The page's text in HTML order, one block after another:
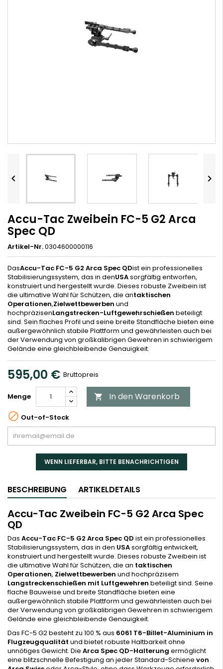
 
Accu-Tac Zweibein FC-5 G2 Arca
Spec QD
Artikel-Nr.0304600000116
DasAccu-Tac FC-5 G2 Arca Spec QDist ein professionelles
Stabilisierungssystem, das in denUSAsorgfältig entworfen,
konstruiert und hergestellt wurde. Dieses robuste Zweibein ist
die ultimative Wahl für Schützen, die antaktischen
Operationen,Zielwettbewerben und
hochpräzisenLangstrecken-Luftgewehrschießen beteiligt
sind. Sein flaches Profil und seine breite Standfläche bieten eine
außergewöhnlich stabile Plattform und gewährleisten auch bei
der Verwendung von großkalibrigen Gewehren in schwierigem
Gelände eine gleichbleibende Genauigkeit.
595,00 € Bruttopreis
Menge  In den Warenkorb
 Out-of-Stock
WENN LIEFERBAR, BITTE BENACHRICHTIGEN
BESCHREIBUNG ARTIKELDETAILS
Accu-Tac Zweibein FC-5 G2 Arca Spec
QD
Das Accu-Tac FC-5 G2 Arca Spec QD ist ein professionelles
Stabilisierungssystem, das in den USAsorgfältig entwickelt,
konstruiert und hergestellt wurde. Dieses robuste Zweibein ist
die ultimative Wahl für Schützen, die an taktischen
Operationen, Zielwettbewerben und hochpräzisem
Langstreckenschießen mit Luftgewehren beteiligt sind. Seine
flache Bauweise und breite Standfläche bieten eine
außergewöhnlich stabile Plattform und gewährleisten auch bei
der Verwendung von großkalibrigen Gewehren in schwierigem
Gelände eine gleichbleibende Genauigkeit.
Das FC-5 G2 besteht zu 100 % aus 6061 T6-Billet-Aluminium in
Flugzeugqualität und bietet robuste Haltbarkeit ohne
unnötiges Gewicht. Die Arca Spec QD-Halterung ermöglicht
eine blitzschnelle Befestigung an jeder Standard-Schiene von